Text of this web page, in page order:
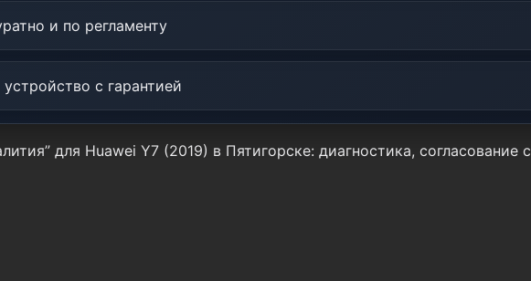
и по регламенту
с гарантией
для Huawei Y7 (2019) в Пятигорске: диагностика, согласование